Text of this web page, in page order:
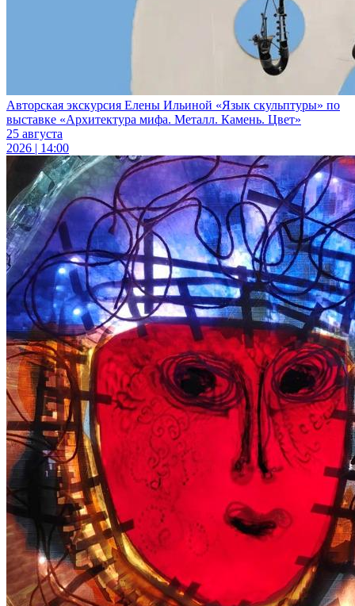
Авторская экскурсия Елены Ильиной «Язык скульптуры» по
выставке «Архитектура мифа. Металл. Камень. Цвет»
25 августа
2026 | 14:00